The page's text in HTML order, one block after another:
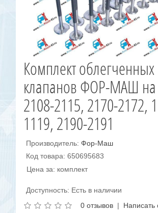
Комплект облегченных
клапанов ФОР-МАШ на
2108-2115, 2170-2172,
1119, 2190-2191
Производитель:Фор-Маш
Код товара: 650695683
Цена за: комплект
Доступность: Есть в наличии
0 отзывов | Написать